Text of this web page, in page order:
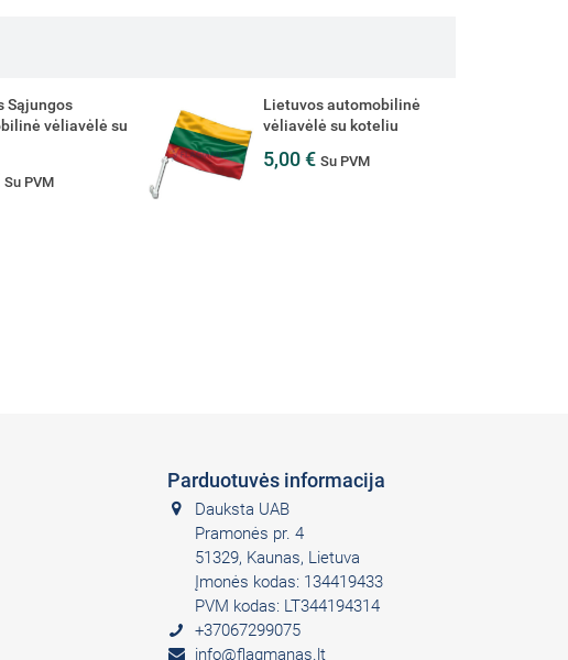
automobilinė
su koteliu
Druskininkų miesto
automobilinė vėliavėlė su
Parduotuvės informacija
Dauksta UAB
Pramonės pr. 4
51329, Kaunas, Lietuva
Įmonės kodas: 134419433
PVM kodas: LT344194314
+37067299075
info@flagmanas.lt